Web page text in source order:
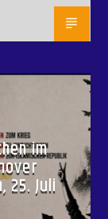
im
25. Juli